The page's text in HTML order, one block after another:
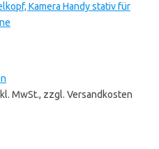
Kamera Handy stativ für
MwSt., zzgl. Versandkosten